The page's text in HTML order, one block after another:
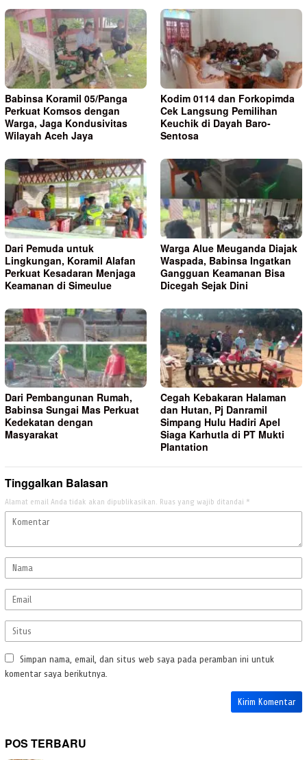
Babinsa Koramil 05/Panga
Perkuat Komsos dengan
Warga, Jaga Kondusivitas
Wilayah Aceh Jaya
Kodim 0114 dan Forkopimda
Cek Langsung Pemilihan
Keuchik di Dayah Baro-
Sentosa
Dari Pemuda untuk
Lingkungan, Koramil Alafan
Perkuat Kesadaran Menjaga
Keamanan di Simeulue
Warga Alue Meuganda Diajak
Waspada, Babinsa Ingatkan
Gangguan Keamanan Bisa
Dicegah Sejak Dini
Dari Pembangunan Rumah,
Babinsa Sungai Mas Perkuat
Kedekatan dengan
Masyarakat
Cegah Kebakaran Halaman
dan Hutan, Pj Danramil
Simpang Hulu Hadiri Apel
Siaga Karhutla di PT Mukti
Plantation
Tinggalkan Balasan
Alamat email Anda tidak akan dipublikasikan. Ruas yang wajib ditandai *
Simpan nama, email, dan situs web saya pada peramban ini untuk
komentar saya berikutnya.
POS TERBARU